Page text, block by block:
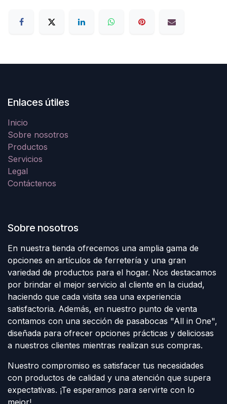
Enlaces útiles
Inicio
Sobre nosotros
Productos
Servicios
Legal
Contáctenos
Sobre nosotros
En nuestra tienda ofrecemos una amplia gama de
opciones en artículos de ferretería y una gran
variedad de productos para el hogar. Nos destacamos
por brindar el mejor servicio al cliente en la ciudad,
haciendo que cada visita sea una experiencia
satisfactoria. Además, en nuestro punto de venta
contamos con una sección de pasabocas "All in One",
diseñada para ofrecer opciones prácticas y deliciosas
a nuestros clientes mientras realizan sus compras.
Nuestro compromiso es satisfacer tus necesidades
con productos de calidad y una atención que supera
expectativas. ¡Te esperamos para servirte con lo